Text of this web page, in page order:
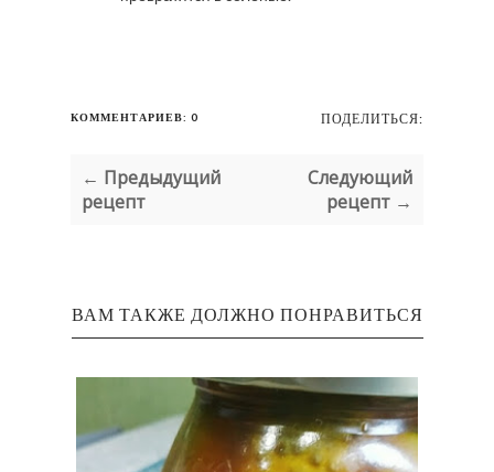
КОММЕНТАРИЕВ: 0 ПОДЕЛИТЬСЯ:
← Предыдущий
рецепт
Следующий
рецепт →
ВАМ ТАКЖЕ ДОЛЖНО ПОНРАВИТЬСЯ